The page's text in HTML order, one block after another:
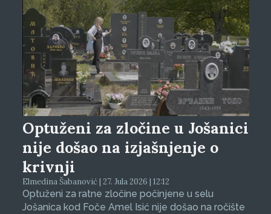
Optuženi za zločine u Jošanici
nije došao na izjašnjenje o
krivnji
Elmedina Šabanović | 27. Jula 2026 | 12:12
Optuženi za ratne zločine počinjene u selu
Jošanica kod Foče Amel Isić nije došao na ročište